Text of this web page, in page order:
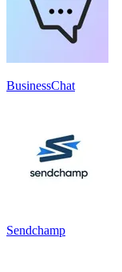
BusinessChat
Sendchamp